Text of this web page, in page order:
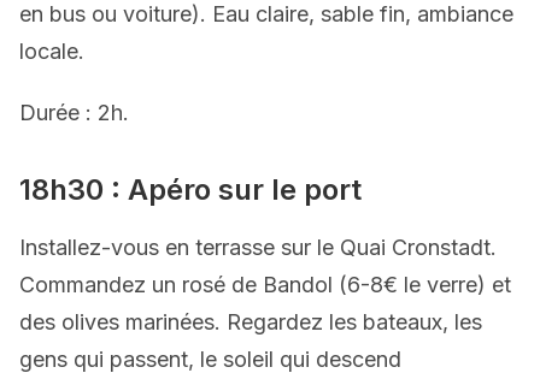
en bus ou voiture). Eau claire, sable fin, ambiance
locale.
Durée : 2h.
18h30 : Apéro sur le port
Installez-vous en terrasse sur le Quai Cronstadt.
Commandez un rosé de Bandol (6-8€ le verre) et
des olives marinées. Regardez les bateaux, les
gens qui passent, le soleil qui descend